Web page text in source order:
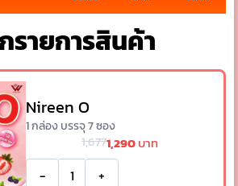
รายการสินค้า
Nireen O
1 กล่อง บรรจุ 7 ซอง
1,6771,290บาท
- +